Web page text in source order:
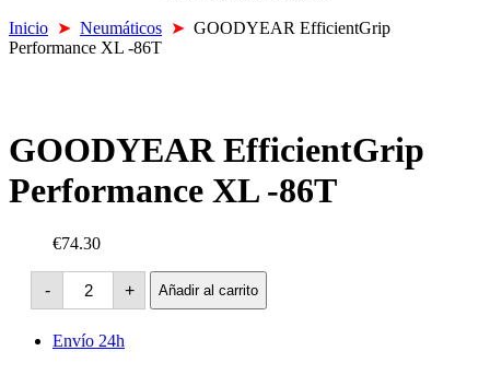
Inicio ➤ Neumáticos ➤ GOODYEAR EfficientGrip
Performance XL -86T
GOODYEAR EfficientGrip
Performance XL -86T
€74.30
-
GOODYEAR
EfficientGrip
Performance
XL
-86T
+ Añadir al carrito
Envío 24h